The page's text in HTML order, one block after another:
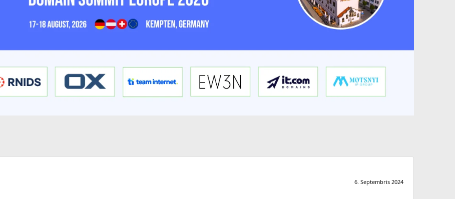
6. Septembris 2024